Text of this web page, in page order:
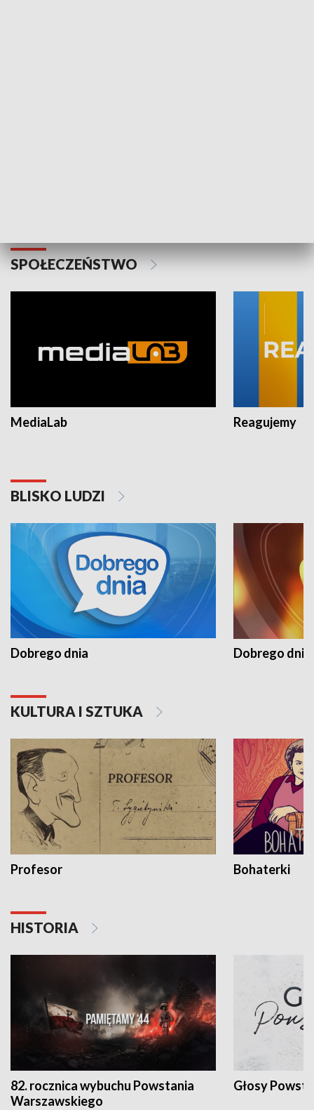
SPOŁECZEŃSTWO
MediaLab Reagujemy
BLISKO LUDZI
Dobrego dnia Dobrego dnia
KULTURA I SZTUKA
Profesor Bohaterki
HISTORIA
82. rocznica wybuchu Powstania
Warszawskiego
Głosy